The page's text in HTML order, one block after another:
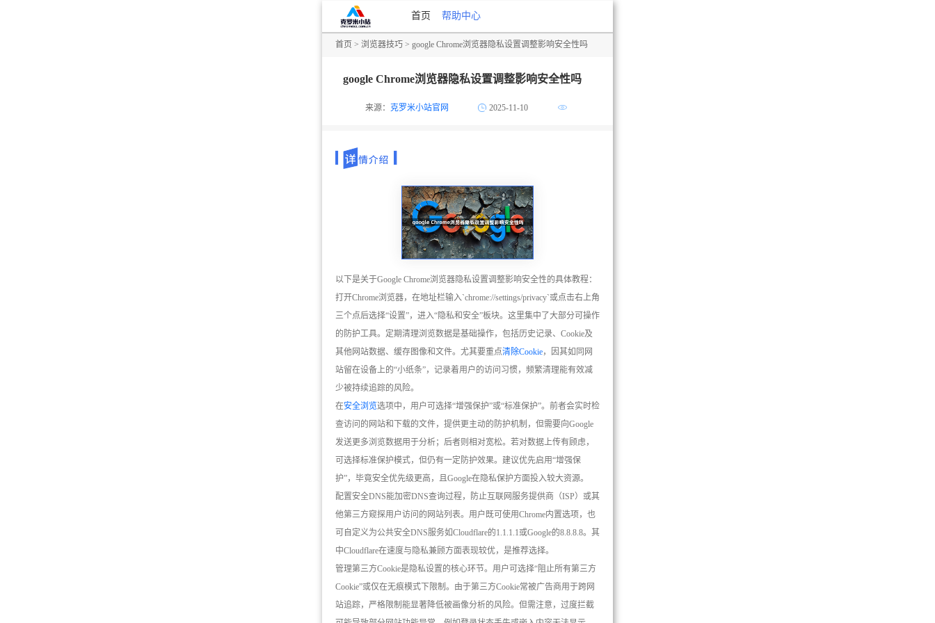
首页 帮助中心
首页 > 浏览器技巧 > google Chrome浏览器隐私设置调整影响安全性吗
google Chrome浏览器隐私设置调整影响安全性吗
来源： 克罗米小站官网 2025-11-10
以下是关于Google Chrome浏览器隐私设置调整影响安全性的具体教程：
打开Chrome浏览器，在地址栏输入`chrome://settings/privacy`或点击右上角
三个点后选择“设置”，进入“隐私和安全”板块。这里集中了大部分可操作
的防护工具。定期清理浏览数据是基础操作，包括历史记录、Cookie及
其他网站数据、缓存图像和文件。尤其要重点清除Cookie，因其如同网
站留在设备上的“小纸条”，记录着用户的访问习惯，频繁清理能有效减
少被持续追踪的风险。
在安全浏览选项中，用户可选择“增强保护”或“标准保护”。前者会实时检
查访问的网站和下载的文件，提供更主动的防护机制，但需要向Google
发送更多浏览数据用于分析；后者则相对宽松。若对数据上传有顾虑，
可选择标准保护模式，但仍有一定防护效果。建议优先启用“增强保
护”，毕竟安全优先级更高，且Google在隐私保护方面投入较大资源。
配置安全DNS能加密DNS查询过程，防止互联网服务提供商（ISP）或其
他第三方窥探用户访问的网站列表。用户既可使用Chrome内置选项，也
可自定义为公共安全DNS服务如Cloudflare的1.1.1.1或Google的8.8.8.8。其
中Cloudflare在速度与隐私兼顾方面表现较优，是推荐选择。
管理第三方Cookie是隐私设置的核心环节。用户可选择“阻止所有第三方
Cookie”或仅在无痕模式下限制。由于第三方Cookie常被广告商用于跨网
站追踪，严格限制能显著降低被画像分析的风险。但需注意，过度拦截